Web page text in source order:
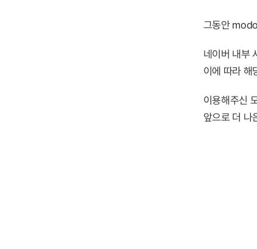
그동안
네이버 내부
이에 따라 해
이용해주신
앞으로 더 나